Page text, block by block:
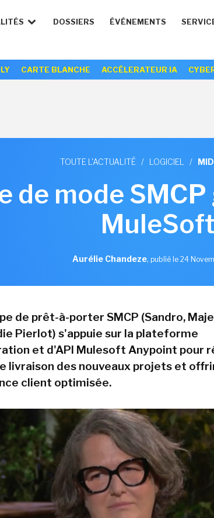
DOSSIERS ÉVÉNEMENTS
CARTE BLANCHE ACCÉLERATEUR IA
TOUTE L'ACTUALITÉ / LOGICIEL /
de mode
MuleSoft
Aurélie Chandeze, publié le 24
de prêt-à-porter SMCP (Sandro,
Pierlot) s'appuie sur la plateforme
et d'API Mulesoft Anypoint pour
livraison des nouveaux projets et
client optimisée.